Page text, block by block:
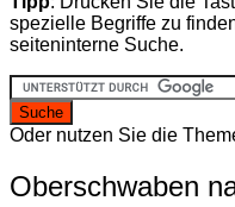
spezielle Begriffe zu
seiteninterne Suche.
Oder nutzen Sie die
Oberschwaben